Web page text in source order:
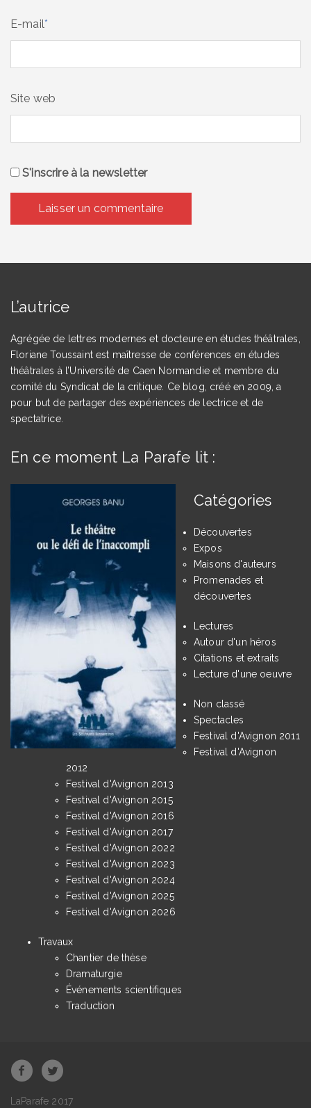
E-mail*
Site web
S'inscrire à la newsletter
L’autrice
Agrégée de lettres modernes et docteure en études théâtrales,
Floriane Toussaint est maîtresse de conférences en études
théâtrales à l’Université de Caen Normandie et membre du
comité du Syndicat de la critique. Ce blog, créé en 2009, a
pour but de partager des expériences de lectrice et de
spectatrice.
En ce moment La Parafe lit :
Catégories
Découvertes
Expos
Maisons d'auteurs
Promenades et
découvertes
Lectures
Autour d'un héros
Citations et extraits
Lecture d'une oeuvre
Non classé
Spectacles
Festival d'Avignon 2011
Festival d'Avignon
2012
Festival d'Avignon 2013
Festival d'Avignon 2015
Festival d'Avignon 2016
Festival d'Avignon 2017
Festival d'Avignon 2022
Festival d'Avignon 2023
Festival d'Avignon 2024
Festival d'Avignon 2025
Festival d'Avignon 2026
Travaux
Chantier de thèse
Dramaturgie
Événements scientifiques
Traduction
LaParafe 2017